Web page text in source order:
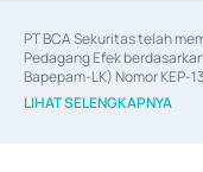
PT BCA Sekuritas telah
Pedagang Efek
Bapepam-LK) Nomor KEP-
06/D.04/2014 tanggal 28
Efek berdasarkan surat
LIHAT SELENGKAPNYA